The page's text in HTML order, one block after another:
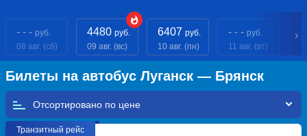
- - - руб.
08 авг. (сб)
4480 руб.
09 авг. (вс)
6407 руб.
10 авг. (пн)
- - - руб.
11 авг. (вт)
Билеты на автобус Луганск — Брянск
Отсортировано по
Транзитный рейс